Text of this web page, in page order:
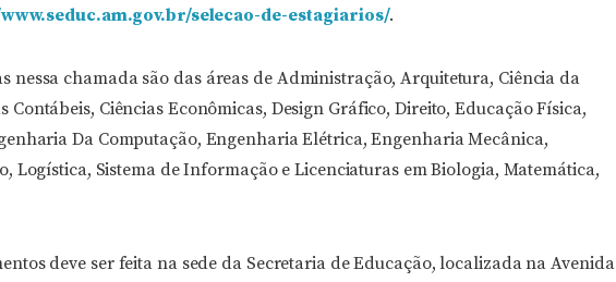
selecao-de-estagiarios/.
nessa chamada são das áreas de Administração, Arquitetura, Ciência da
Contábeis, Ciências Econômicas, Design Gráfico, Direito, Educação Física,
Da Computação, Engenharia Elétrica, Engenharia Mecânica,
Logística, Sistema de Informação e Licenciaturas em Biologia, Matemática,
deve ser feita na sede da Secretaria de Educação, localizada na Avenida